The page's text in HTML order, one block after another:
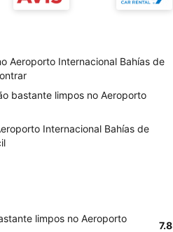
Aeroporto Internacional Bahías de
bastante limpos no Aeroporto
Internacional Bahías de
limpos no Aeroporto
7.8